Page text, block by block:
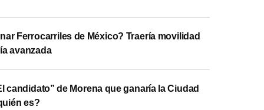
Ferrocarriles de México? Traería movilidad
avanzada
candidato” de Morena que ganaría la Ciudad
es?